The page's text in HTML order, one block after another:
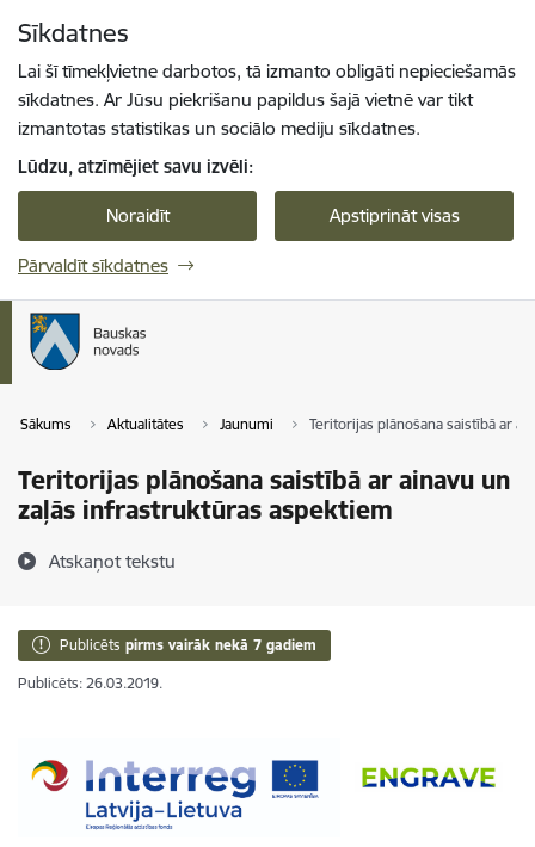
Sīkdatnes
Lai šī tīmekļvietne darbotos, tā izmanto obligāti nepieciešamās
sīkdatnes. Ar Jūsu piekrišanu papildus šajā vietnē var tikt
izmantotas statistikas un sociālo mediju sīkdatnes.
Lūdzu, atzīmējiet savu izvēli:
Noraidīt Apstiprināt visas
Pārvaldīt sīkdatnes
Sākums Aktualitātes Jaunumi Teritorijas plānošana saistībā ar
Teritorijas plānošana saistībā ar ainavu un
zaļās infrastruktūras aspektiem
Atskaņot tekstu
Publicēts pirms vairāk nekā 7 gadiem
Publicēts: 26.03.2019.